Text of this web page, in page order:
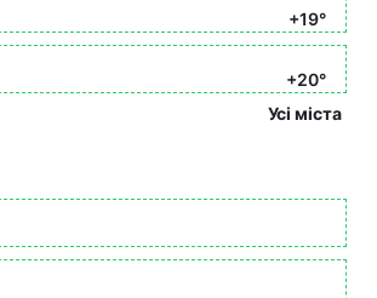
+19°
+20°
Усі міста